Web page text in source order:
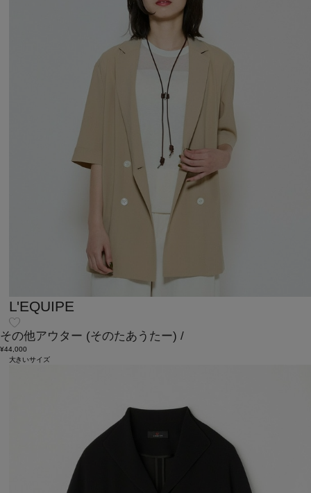
L'EQUIPE
その他アウター (そのたあうたー) /
¥44,000
大きいサイズ